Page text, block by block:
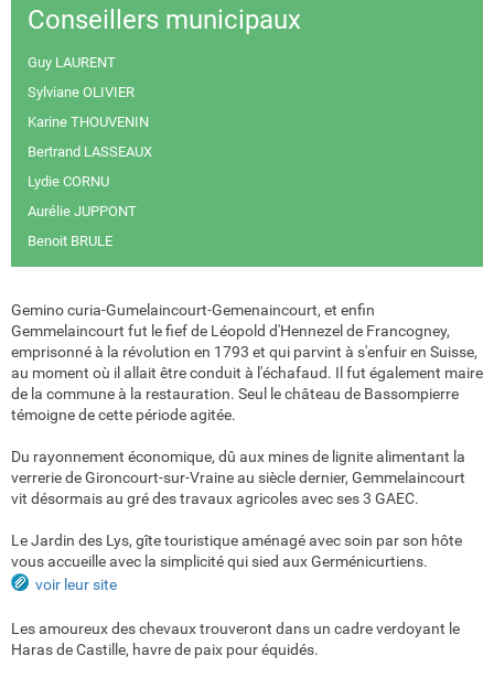
Conseillers municipaux
Guy LAURENT
Sylviane OLIVIER
Karine THOUVENIN
Bertrand LASSEAUX
Lydie CORNU
Aurélie JUPPONT
Benoit BRULE
Gemino curia-Gumelaincourt-Gemenaincourt, et enfin
Gemmelaincourt fut le fief de Léopold d'Hennezel de Francogney,
emprisonné à la révolution en 1793 et qui parvint à s'enfuir en Suisse,
au moment où il allait être conduit à l'échafaud. Il fut également maire
de la commune à la restauration. Seul le château de Bassompierre
témoigne de cette période agitée.
Du rayonnement économique, dû aux mines de lignite alimentant la
verrerie de Gironcourt-sur-Vraine au siècle dernier, Gemmelaincourt
vit désormais au gré des travaux agricoles avec ses 3 GAEC.
Le Jardin des Lys, gîte touristique aménagé avec soin par son hôte
vous accueille avec la simplicité qui sied aux Germénicurtiens.
voir leur site
Les amoureux des chevaux trouveront dans un cadre verdoyant le
Haras de Castille, havre de paix pour équidés.